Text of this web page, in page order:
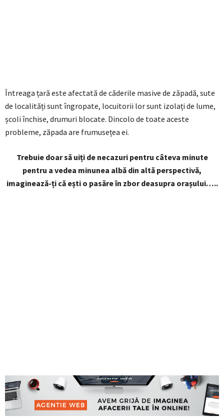
Întreaga țară este afectată de căderile masive de zăpadă, sute
de localități sunt îngropate, locuitorii lor sunt izolați de lume,
școli închise, drumuri blocate. Dincolo de toate aceste
probleme, zăpada are frumusețea ei.
Trebuie doar să uiți de necazuri pentru câteva minute
pentru a vedea minunea albă din altă perspectivă,
imaginează-ți că ești o pasăre în zbor deasupra orașului…..